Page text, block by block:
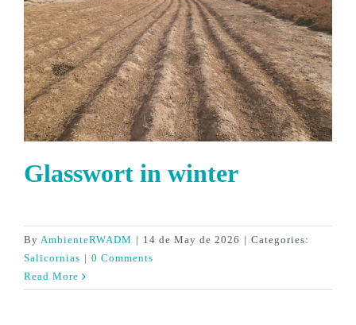
Glasswort in winter
By AmbienteRWADM | 14 de May de 2026 | Categories:
Salicornias | 0 Comments
Read More